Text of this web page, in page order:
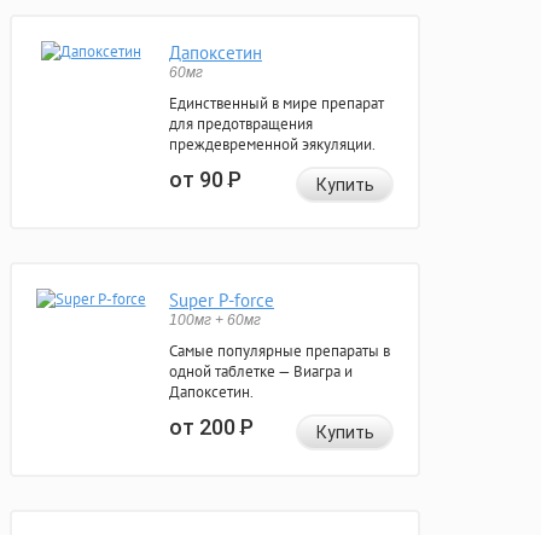
Дапоксетин
60мг
Единственный в мире препарат
для предотвращения
преждевременной эякуляции.
от 90Р Купить
Super P-force
100мг + 60мг
Самые популярные препараты в
одной таблетке — Виагра и
Дапоксетин.
от 200Р Купить